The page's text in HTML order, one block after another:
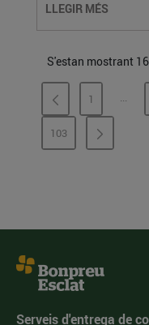
LLEGIR MÉS
S'estan mostrant
PÀGINA
1 ...
PÀGINA
103
Serveis d'entrega de